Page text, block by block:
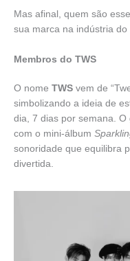
Mas afinal, quem são
sua marca na indústria do
Membros do TWS
O nome TWS vem de
simbolizando a ideia de
dia, 7 dias por semana. O
com o mini-álbum
sonoridade que equilibra
divertida.